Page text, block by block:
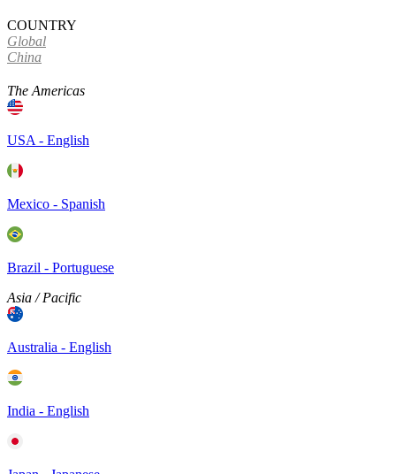
COUNTRY
Global
China
The Americas
USA - English
Mexico - Spanish
Brazil - Portuguese
Asia / Pacific
Australia - English
India - English